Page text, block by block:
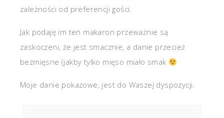
zależności od preferencji gości.
Jak podaję im ten makaron przeważnie są
zaskoczeni, że jest smacznie, a danie przecież
bezmięsne (jakby tylko mięso miało smak
Moje danie pokazowe, jest do Waszej dyspozycji.